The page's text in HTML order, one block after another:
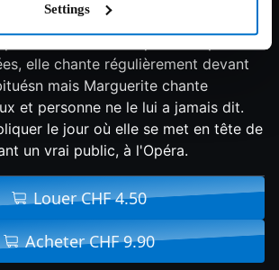
Settings
20. Marguerite Dumont est une
passionnée de musique et d'opéra.
elle chante régulièrement devant
mais Marguerite chante
et personne ne le lui a jamais dit.
le jour où elle se met en tête de
un vrai public, à l'Opéra.
Louer CHF 4.50
Acheter CHF 9.90